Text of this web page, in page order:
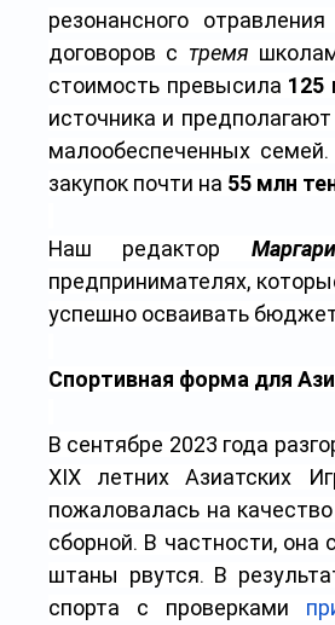
резонансного
договоров с тремя
стоимость превысила 125
источника и
малообеспеченных
закупок почти на 55 млн
Наш редактор
предпринимателях,
успешно осваивать
Спортивная форма для
В сентябре 2023 года
XIX летних Азиатских
пожаловалась на
сборной. В частности, она
штаны рвутся. В
спорта с проверками